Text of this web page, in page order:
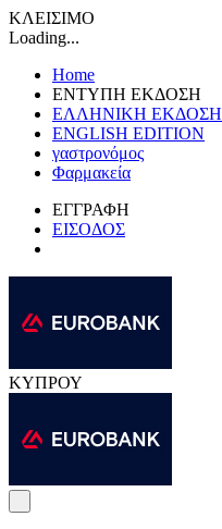
ΚΛΕΙΣΙΜΟ
Loading...
Home
ΕΝΤΥΠΗ ΕΚΔΟΣΗ
ΕΛΛΗΝΙΚΗ ΕΚΔΟΣΗ
ENGLISH EDITION
γαστρονόμος
Φαρμακεία
ΕΓΓΡΑΦΗ
ΕΙΣΟΔΟΣ
ΚΥΠΡΟΥ